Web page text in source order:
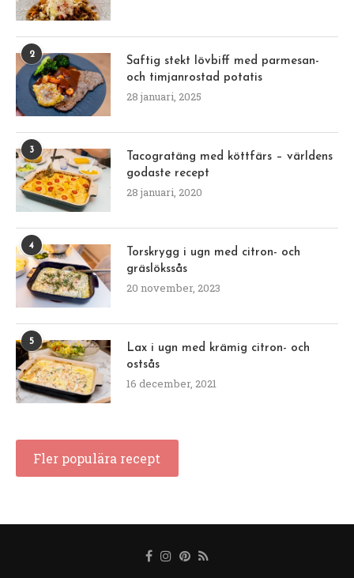
2
Saftig stekt lövbiff med parmesan-
och timjanrostad potatis
28 januari, 2025
3
Tacogratäng med köttfärs – världens
godaste recept
28 januari, 2020
4
Torskrygg i ugn med citron- och
gräslökssås
20 november, 2023
5
Lax i ugn med krämig citron- och
ostsås
16 december, 2021
Fler populära recept